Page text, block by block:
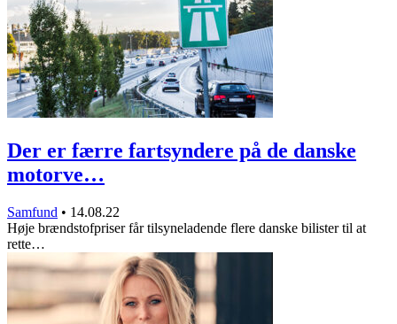
Der er færre fartsyndere på de danske
motorve…
Samfund • 14.08.22
Høje brændstofpriser får tilsyneladende flere danske bilister til at
rette…